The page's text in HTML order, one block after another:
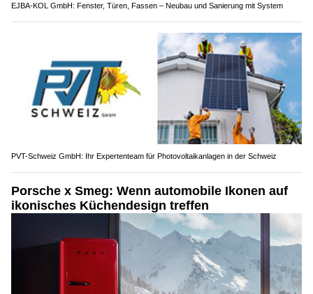
EJBA-KOL GmbH: Fenster, Türen, Fassen – Neubau und Sanierung mit System
PVT-Schweiz GmbH: Ihr Expertenteam für Photovoltaikanlagen in der Schweiz
Porsche x Smeg: Wenn automobile Ikonen auf
ikonisches Küchendesign treffen